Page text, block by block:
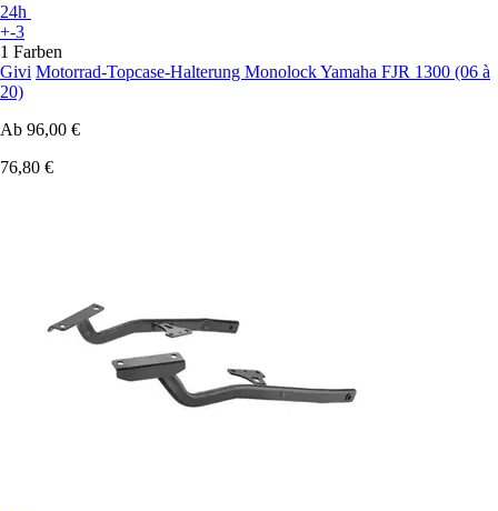
24h
+-3
1 Farben
Givi Motorrad-Topcase-Halterung Monolock Yamaha FJR 1300 (06 à
20)
Ab 96,00 €
76,80 €